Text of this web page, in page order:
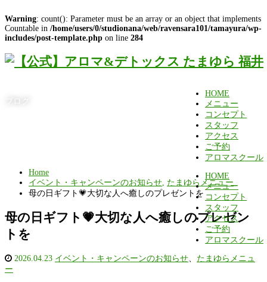
Warning: count(): Parameter must be an array or an object that implements
Countable in /home/users/0/studionana/web/ravensara101/tamayura/wp-
includes/post-template.php on line 284
HOME
メニュー
コンセプト
スタッフ
アクセス
ご予約
アロマスクール
HOME
メニュー
コンセプト
スタッフ
アクセス
ご予約
アロマスクール
Home
イベント・キャンペーンのお知らせ, たまゆらメニュー
母の日ギフト💗大切な人へ癒しのプレゼントを
母の日ギフト💗大切な人へ癒しのプレゼン
トを
2026.04.23 イベント・キャンペーンのお知らせ
たまゆらメニュ
ー